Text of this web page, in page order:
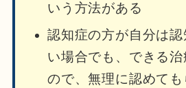
いう方法がある
認知症の方が自分は
い場合でも、できる
ので、無理に認めて